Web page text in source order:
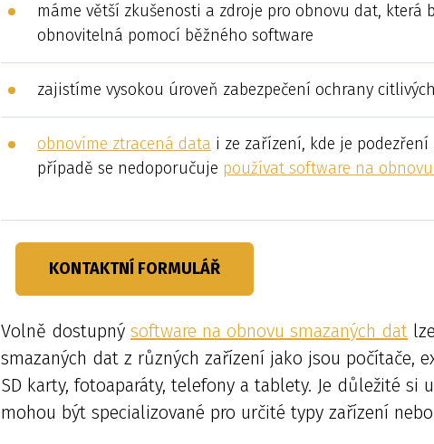
máme větší zkušenosti a zdroje pro obnovu dat, která
obnovitelná pomocí běžného software
zajistíme vysokou úroveň zabezpečení ochrany
obnovíme ztracená data i ze zařízení, kde je
případě se nedoporučuje používat software na
KONTAKTNÍ FORMULÁŘ
Volně dostupný software na obnovu smazaných dat
smazaných dat z různých zařízení jako jsou počítače,
SD karty, fotoaparáty, telefony a tablety. Je důležité si
mohou být specializované pro určité typy zařízení